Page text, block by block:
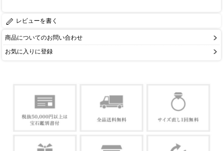
レビューを書く
商品についてのお問い合わせ
お気に入りに登録